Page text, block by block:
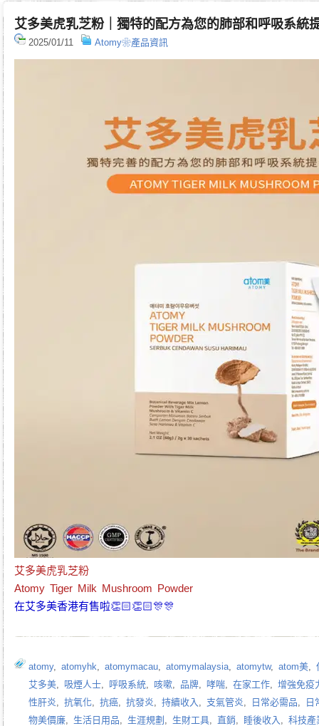
艾多美虎乳芝粉｜獨特的配方為您的肺部和呼吸系統
2025/01/11 Atomy❀產品資訊
艾多美虎乳芝粉
Atomy Tiger Milk Mushroom Powder
在艾多美香港有售啦👏🏻👏🏻🎊🎊
atomy, atomyhk, atomymacau, atomymalaysia, atomytw, atom美,
艾多美, 吸煙人士, 呼吸系統, 咳嗽, 品牌, 哮喘, 在家工作, 增強免疫
性肝炎, 抗氧化, 抗癌, 抗發炎, 持續收入 , 支氣管炎, 日常必需品,
日
物美價廉, 生活日用品, 生涯規劃 , 生財工具, 直銷, 睡後收入 , 科技產